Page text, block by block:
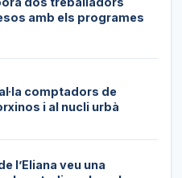
amb els programes
comptadors de
i al nucli urbà
l’Eliana veu una